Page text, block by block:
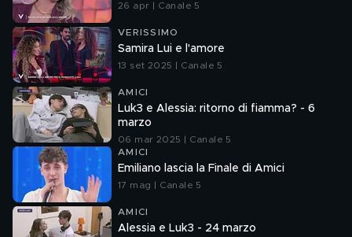
26 apr | Canale 5
VERISSIMO
Samira Lui e l'amore
13 set 2025 | Canale 5
AMICI
Luk3 e Alessia: ritorno di fiamma? - 6
marzo
06 mar 2025 | Canale 5
AMICI
Emiliano lascia la Finale di Amici
17 mag | Canale 5
AMICI
Alessia e Luk3 - 24 marzo